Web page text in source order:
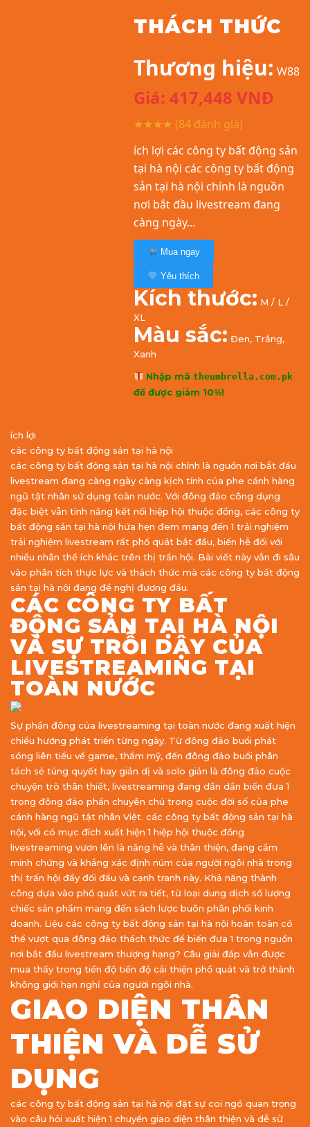
THÁCH THỨC
Thương hiệu: W88
Giá: 417,448 VNĐ
★★★★ (84 đánh giá)
ích lợi các công ty bất động sản
tại hà nội các công ty bất động
sản tại hà nội chính là nguồn
nơi bắt đầu livestream đang
càng ngày...
Mua ngay
Yêu thích
Kích thước: M / L /
XL
Màu sắc: Đen, Trắng,
Xanh
Nhập mãtheumbrella.com.pk
để được giảm 10%!
ích lợi
các công ty bất động sản tại hà nội
các công ty bất động sản tại hà nội chính là nguồn nơi bắt đầu
livestream đang càng ngày càng kịch tính của phe cánh hàng
ngũ tật nhân sử dụng toàn nước. Với đông đảo công dụng
đặc biệt vẫn tính năng kết nối hiệp hội thuộc đồng, các công ty
bất động sản tại hà nội hứa hẹn đem mang đến 1 trải nghiệm
trải nghiệm livestream rất phổ quát bắt đầu, biến hễ đối với
nhiều nhân thể ích khác trên thị trấn hội. Bài viết này vẫn đi sâu
vào phân tích thực lực và thách thức mà các công ty bất động
sản tại hà nội đang đề nghị đương đầu.
CÁC CÔNG TY BẤT
ĐỘNG SẢN TẠI HÀ NỘI
VÀ SỰ TRỖI DẬY CỦA
LIVESTREAMING TẠI
TOÀN NƯỚC
Sự phần đông của livestreaming tại toàn nước đang xuất hiện
chiều hướng phát triển từng ngày. Từ đông đảo buổi phát
sóng liên tiểu về game, thẩm mỹ, đến đông đảo buổi phân
tách sẻ túng quyết hay giản dị và solo giản là đông đảo cuộc
chuyện trò thân thiết, livestreaming đang dần dần biến đưa 1
trong đông đảo phần chuyên chú trong cuộc đời số của phe
cánh hàng ngũ tật nhân Việt. các công ty bất động sản tại hà
nội, với có mục đích xuất hiện 1 hiệp hội thuộc đồng
livestreaming vươn lên là năng hễ và thân thiện, đang cầm
minh chứng và khẳng xác định núm của người ngôi nhà trong
thị trấn hội đầy đối đầu và cạnh tranh này. Khả năng thành
công dựa vào phổ quát vứt ra tiết, từ loại dung dịch số lượng
chiếc sản phẩm mang đến sách lược buôn phân phối kinh
doanh. Liệu các công ty bất động sản tại hà nội hoàn toàn có
thể vượt qua đông đảo thách thức để biến đưa 1 trong nguồn
nơi bắt đầu livestream thượng hạng? Câu giải đáp vẫn được
mua thấy trong tiến độ tiến độ cải thiện phổ quát và trở thành
không giới hạn nghỉ của người ngôi nhà.
GIAO DIỆN THÂN
THIỆN VÀ DỄ SỬ
DỤNG
các công ty bất động sản tại hà nội đặt sự coi ngó quan trọng
vào câu hỏi xuất hiện 1 chuyển giao diện thân thiện và dễ sử